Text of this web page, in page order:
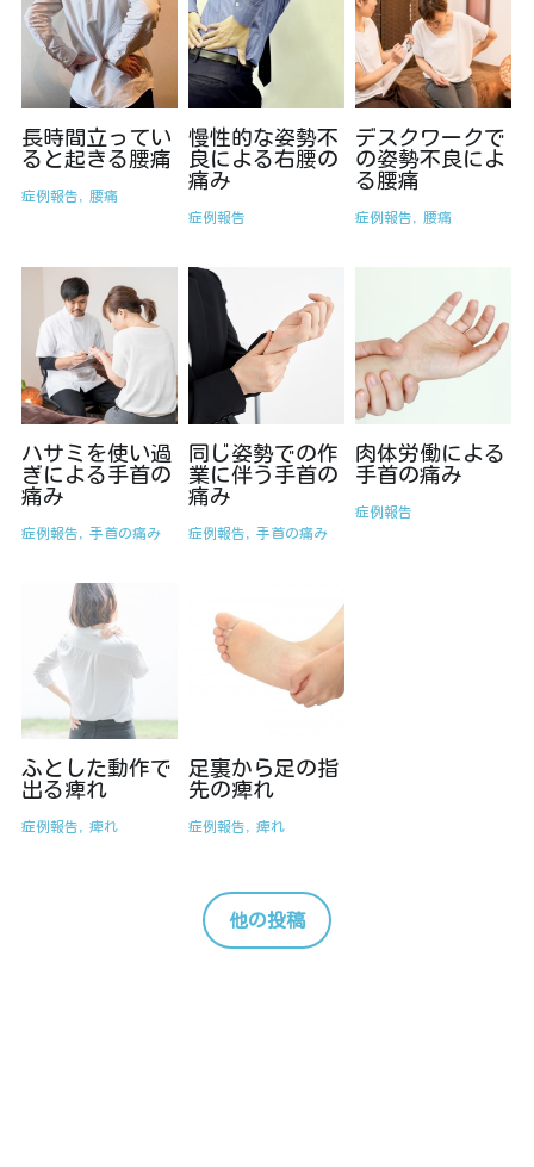
長時間立ってい
ると起きる腰痛
症例報告, 腰痛
慢性的な姿勢不
良による右腰の
痛み
症例報告
デスクワークで
の姿勢不良によ
る腰痛
症例報告, 腰痛
ハサミを使い過
ぎによる手首の
痛み
症例報告, 手首の痛み
同じ姿勢での作
業に伴う手首の
痛み
症例報告, 手首の痛み
肉体労働による
手首の痛み
症例報告
ふとした動作で
出る痺れ
症例報告, 痺れ
足裏から足の指
先の痺れ
症例報告, 痺れ
他の投稿